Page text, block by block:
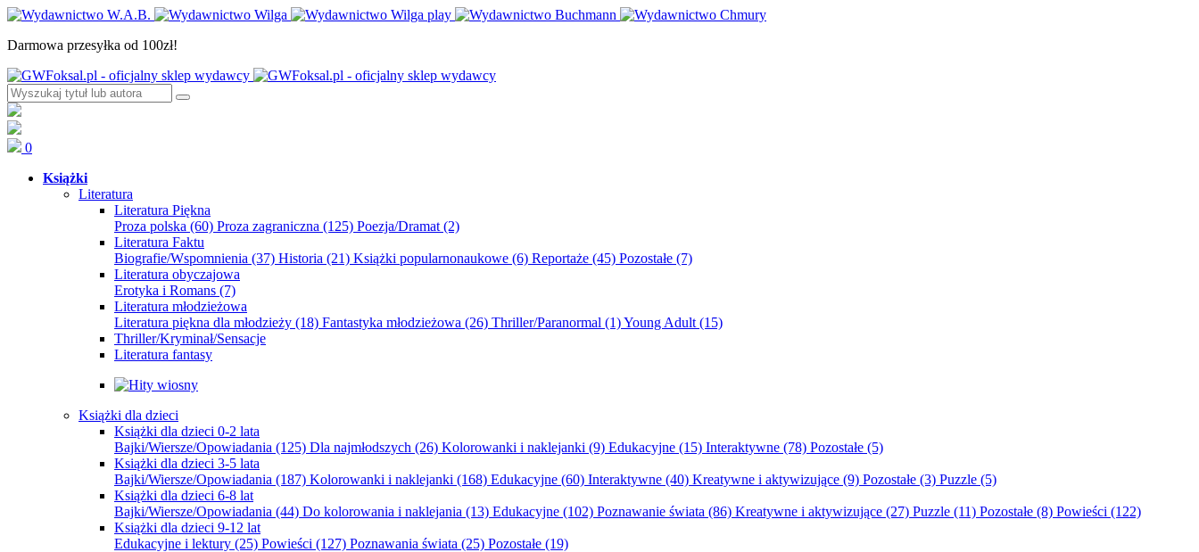
Darmowa przesyłka od 100zł!
0
Książki
Literatura
Literatura Piękna
Proza polska (60) Proza zagraniczna (125) Poezja/Dramat (2)
Literatura Faktu
Biografie/Wspomnienia (37) Historia (21) Książki popularnonaukowe (6) Reportaże (45) Pozostałe (7)
Literatura obyczajowa
Erotyka i Romans (7)
Literatura młodzieżowa
Literatura piękna dla młodzieży (18) Fantastyka młodzieżowa (26) Thriller/Paranormal (1)Young Adult (15)
Thriller/Kryminał/Sensacje
Literatura fantasy
Książki dla dzieci
Książki dla dzieci 0-2 lata
Bajki/Wiersze/Opowiadania (125) Dla najmłodszych (26) Kolorowanki i naklejanki (9) Edukacyjne (15) Interaktywne (78) Pozostałe (5)
Książki dla dzieci 3-5 lata
Bajki/Wiersze/Opowiadania (187) Kolorowanki i naklejanki (168) Edukacyjne (60) Interaktywne (40) Kreatywne i aktywizujące (9) Pozostałe (3) Puzzle (5)
Książki dla dzieci 6-8 lat
Bajki/Wiersze/Opowiadania (44) Do kolorowania i naklejania (13) Edukacyjne (102) Poznawanie świata (86) Kreatywne i aktywizujące (27) Puzzle (11) Pozostałe (8) Powieści (122)
Książki dla dzieci 9-12 lat
Edukacyjne i lektury (25) Powieści (127) Poznawania świata (25) Pozostałe (19)